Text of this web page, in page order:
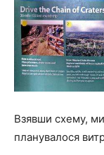
Взявши схему,
планувалося